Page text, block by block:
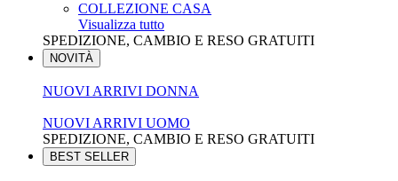
COLLEZIONE CASA
Visualizza tutto
SPEDIZIONE, CAMBIO E RESO GRATUITI
NOVITÀ
NUOVI ARRIVI DONNA
NUOVI ARRIVI UOMO
SPEDIZIONE, CAMBIO E RESO GRATUITI
BEST SELLER